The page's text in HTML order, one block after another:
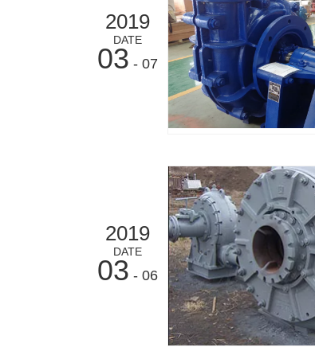
2019
DATE
03 - 07
2019
DATE
03 - 06